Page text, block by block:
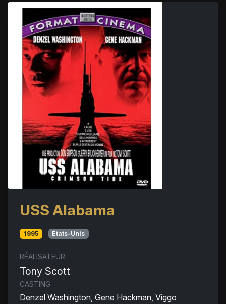
USS Alabama
1995 États-Unis
RÉALISATEUR
Tony Scott
CASTING
Denzel Washington, Gene Hackman, Viggo